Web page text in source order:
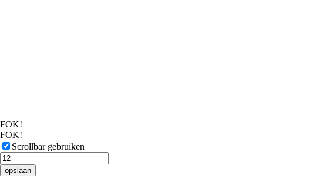
FOK!
FOK!
Scrollbar gebruiken
opslaan